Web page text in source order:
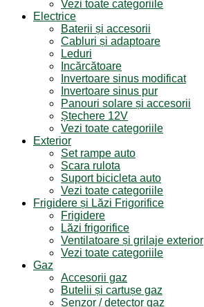
Vezi toate categoriile
Electrice
Baterii și accesorii
Cabluri și adaptoare
Leduri
Incărcătoare
Invertoare sinus modificat
Invertoare sinus pur
Panouri solare și accesorii
Ștechere 12V
Vezi toate categoriile
Exterior
Set rampe auto
Scara rulota
Suport bicicleta auto
Vezi toate categoriile
Frigidere și Lăzi Frigorifice
Frigidere
Lăzi frigorifice
Ventilatoare și grilaje exterior
Vezi toate categoriile
Gaz
Accesorii gaz
Butelii și cartușe gaz
Senzor / detector gaz